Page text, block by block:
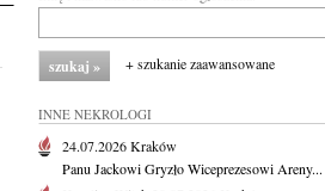
+ szukanie zaawansowane
INNE NEKROLOGI
24.07.2026Kraków
Panu Jackowi Gryzło Wiceprezesowi Areny...